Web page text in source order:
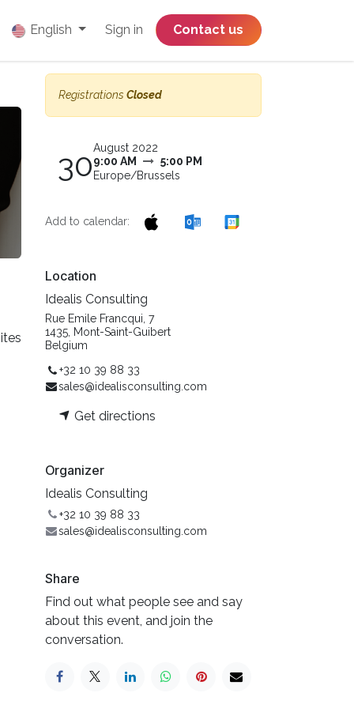
English Sign in ​​​​​​​​​​​​​​​​Contact us
Registrations Closed
30August 2022
9:00 AM
5:00 PM
Europe/Brussels
Add to calendar:
Location
Idealis Consulting
Rue Emile Francqui, 7
1435, Mont-Saint-Guibert
Belgium
+32 10 39 88 33
sales@idealisconsulting.com
Get directions
Organizer
Idealis Consulting
+32 10 39 88 33
sales@idealisconsulting.com
Share
Find out what people see and say
about this event, and join the
conversation.